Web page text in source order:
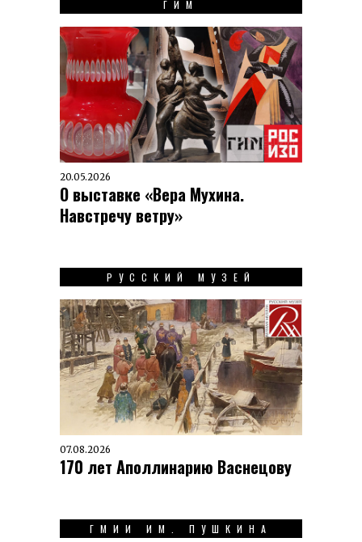
ГИМ
20.05.2026
О выставке «Вера Мухина.
Навстречу ветру»
РУССКИЙ МУЗЕЙ
07.08.2026
170 лет Аполлинарию Васнецову
ГМИИ ИМ. ПУШКИНА